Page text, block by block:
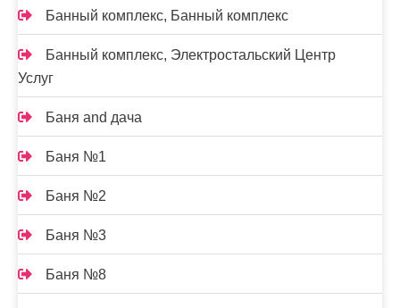
Банный комплекс, Банный комплекс
Банный комплекс, Электростальский Центр
Услуг
Баня and дача
Баня №1
Баня №2
Баня №3
Баня №8